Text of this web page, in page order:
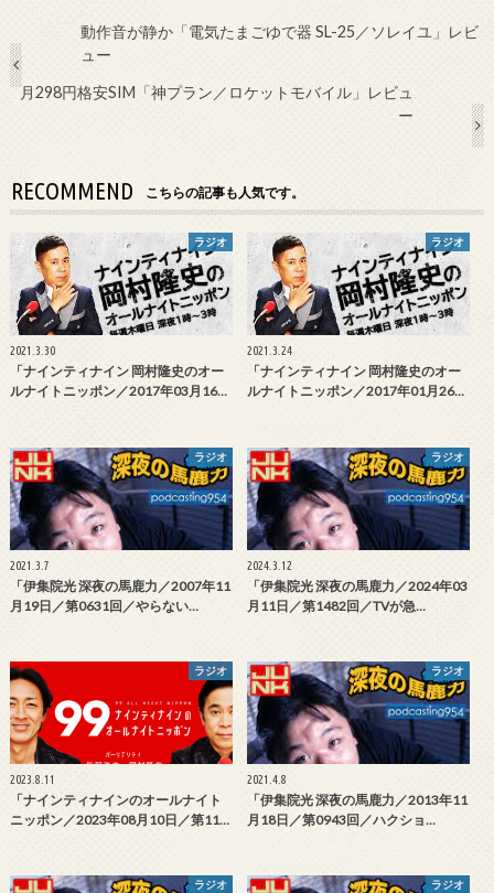
動作音が静か「電気たまごゆで器 SL-25／ソレイユ」レビ
ュー
月298円格安SIM「神プラン／ロケットモバイル」レビュ
ー
RECOMMEND こちらの記事も人気です。
ラジオ
2021.3.30
「ナインティナイン 岡村隆史のオー
ルナイトニッポン／2017年03月16…
ラジオ
2021.3.24
「ナインティナイン 岡村隆史のオー
ルナイトニッポン／2017年01月26…
ラジオ
2021.3.7
「伊集院光 深夜の馬鹿力／2007年11
月19日／第0631回／やらない…
ラジオ
2024.3.12
「伊集院光 深夜の馬鹿力／2024年03
月11日／第1482回／TVが急…
ラジオ
2023.8.11
「ナインティナインのオールナイト
ニッポン／2023年08月10日／第11…
ラジオ
2021.4.8
「伊集院光 深夜の馬鹿力／2013年11
月18日／第0943回／ハクショ…
ラジオ ラジオ